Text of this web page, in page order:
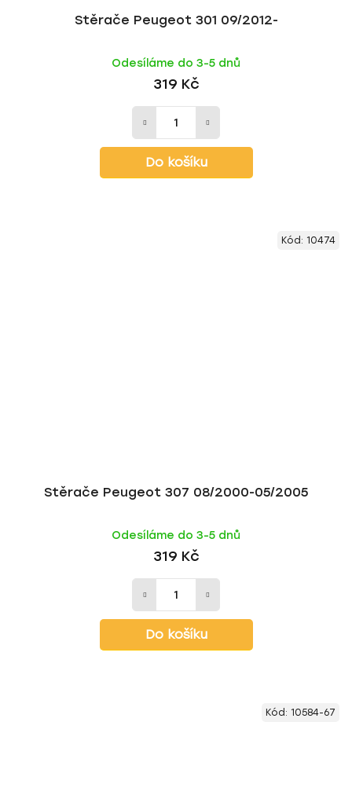
Stěrače Peugeot 301 09/2012-
Odesíláme do 3-5 dnů
319 Kč
Do košíku
Stěrače Peugeot 307 08/2000-05/2005
Odesíláme do 3-5 dnů
319 Kč
Do košíku
Kód: 10474
Kód: 10584-67